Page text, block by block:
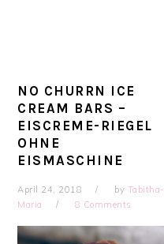
NO CHURRN ICE
CREAM BARS –
EISCREME-RIEGEL
OHNE
EISMASCHINE
April 24, 2018 by Tabitha-
Maria
8 Comments